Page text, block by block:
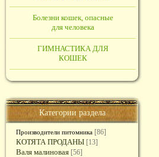
Болезни кошек, опасные
для человека
ГИМНАСТИКА ДЛЯ
КОШЕК
Категории раздела
Производители питомника [86]
КОТЯТА ПРОДАНЫ [13]
Валя малиновая [56]